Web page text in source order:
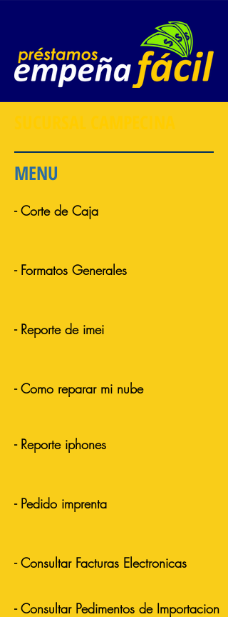
SUCURSAL CAMPECINA
MENU
- Corte de Caja
- Formatos Generales
- Reporte de imei
- Como reparar mi nube
- Reporte iphones
- Pedido imprenta
- Consultar Facturas Electronicas
- Consultar Pedimentos de Importacion